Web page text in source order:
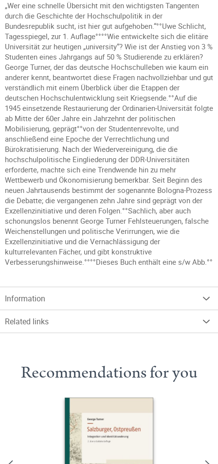
„Wer eine schnelle Übersicht mit den wichtigsten Tangenten
durch die Geschichte der Hochschulpolitik in der
Bundesrepublik sucht, ist hier gut aufgehoben.“°°Uwe Schlicht,
Tagesspiegel, zur 1. Auflage°°°°Wie entwickelte sich die elitäre
Universität zur heutigen „university“? Wie ist der Anstieg von 3 %
Studenten eines Jahrgangs auf 50 % Studierende zu erklären?
George Turner, der das deutsche Hochschulleben wie kaum ein
anderer kennt, beantwortet diese Fragen nachvollziehbar und gut
verständlich mit einem Überblick über die Etappen der
deutschen Hochschulentwicklung seit Kriegsende.°°Auf die
1945 einsetzende Restaurierung der Ordinarien-Universität folgte
ab Mitte der 60er Jahre ein Jahrzehnt der politischen
Mobilisierung, geprägt°°von der Studentenrevolte, und
anschließend eine Epoche der Verrechtlichung und
Bürokratisierung. Nach der Wiedervereinigung, die die
hochschulpolitische Eingliederung der DDR-Universitäten
erforderte, machte sich eine Trendwende hin zu mehr
Wettbewerb und Ökonomisierung bemerkbar. Seit Beginn des
neuen Jahrtausends bestimmt der sogenannte Bologna-Prozess
die Debatte; die vergangenen zehn Jahre sind geprägt von der
Exzellenzinitiative und deren Folgen.°°Sachlich, aber auch
schonungslos benennt George Turner Fehlsteuerungen, falsche
Weichenstellungen und politische Verirrungen, wie die
Exzellenzinitiative und die Vernachlässigung der
kulturrelevanten Fächer, und gibt konstruktive
Verbesserungshinweise.°°°°Dieses Buch enthält eine s/w Abb.°°
Information
Related links
Recommendations for you